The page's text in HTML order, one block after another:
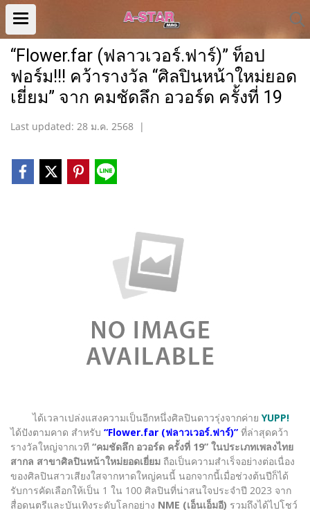
“Flower.far (ฟลาวเวอร์.ฟาร์)” ท็อป
ฟอร์ม!!! คว้ารางวัล “ศิลปินหน้าใหม่ยอด
เยี่ยม” จาก คมชัดลึก อวอร์ด ครั้งที่ 19
Last updated: 28 ม.ค. 2568 |
ได้เวลาเปล่งแสงความเป็นอีกหนึ่งศิลปินดาวรุ่งจากค่าย YUPP!
ได้ปังตามคาด สำหรับ “Flower.far (ฟลาวเวอร์.ฟาร์)” ที่ล่าสุดคว้า
รางวัลใหญ่จากเวที “คมชัดลึก อวอร์ด ครั้งที่ 19” ในประเภทเพลงไทย
สากล สาขาศิลปินหน้าใหม่ยอดเยี่ยม ถือเป็นความสำเร็จอย่างต่อเนื่อง
ของศิลปินสาวเสียงใสจากหาดใหญ่คนนี้ นอกจากนี้เมื่อช่วงต้นปีก็ได้
รับการคัดเลือกให้เป็น 1 ใน 100 ศิลปินที่น่าสนใจประจำปี 2023 จาก
สื่อดนตรีและบันเทิงระดับโลกอย่าง NME (เอ็นเอ็มอี) รวมถึงได้ไปโชว์